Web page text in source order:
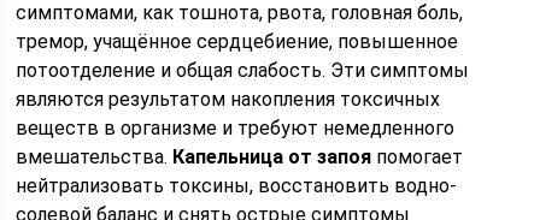
симптомами, как тошнота, рвота, головная боль,
тремор, учащённое сердцебиение, повышенное
потоотделение и общая слабость. Эти симптомы
являются результатом накопления токсичных
веществ в организме и требуют немедленного
вмешательства. Капельница от запоя помогает
нейтрализовать токсины, восстановить водно-
солевой баланс и снять острые симптомы